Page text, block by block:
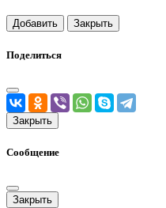
Добавить Закрыть
Поделиться
Закрыть
Сообщение
Закрыть